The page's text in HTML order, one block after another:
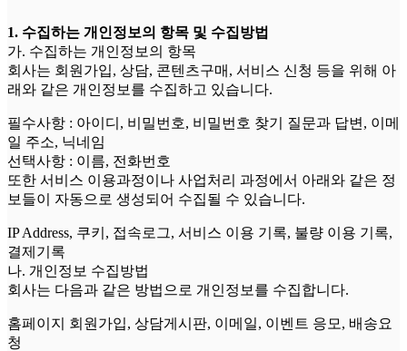
1. 수집하는 개인정보의 항목 및 수집방법
가. 수집하는 개인정보의 항목
회사는 회원가입, 상담, 콘텐츠구매, 서비스 신청 등을 위해 아
래와 같은 개인정보를 수집하고 있습니다.
필수사항 : 아이디, 비밀번호, 비밀번호 찾기 질문과 답변, 이메
일 주소, 닉네임
선택사항 : 이름, 전화번호
또한 서비스 이용과정이나 사업처리 과정에서 아래와 같은 정
보들이 자동으로 생성되어 수집될 수 있습니다.
IP Address, 쿠키, 접속로그, 서비스 이용 기록, 불량 이용 기록,
결제기록
나. 개인정보 수집방법
회사는 다음과 같은 방법으로 개인정보를 수집합니다.
홈페이지 회원가입, 상담게시판, 이메일, 이벤트 응모, 배송요
청